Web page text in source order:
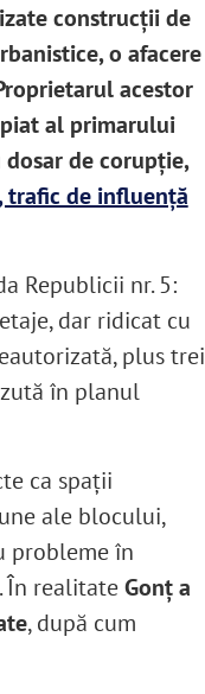
construcții de
o afacere
acestor
al primarului
de corupție,
trafic de influenţă
Republicii nr. 5:
dar ridicat cu
plus trei
în planul
ca spații
ale blocului,
probleme în
În realitateGonț a
, după cum